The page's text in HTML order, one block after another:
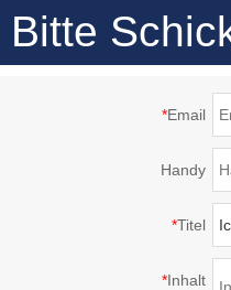
Bitte
*Email
Handy
*Titel
*Inhalt